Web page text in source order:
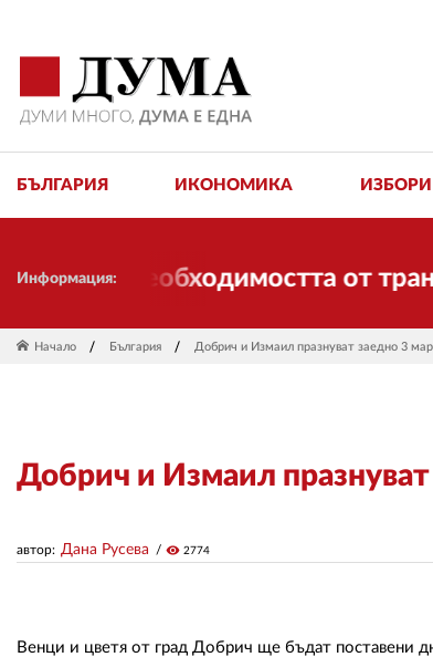
БЪЛГАРИЯ ИКОНОМИКА ИЗБОРИ
Информация:
необходимостта от
Начало България Добрич и Измаил празнуват заедно 3
Добрич и Измаил
автор: Дана Русева visibility 2774
Венци и цветя от град Добрич ще бъдат поставени